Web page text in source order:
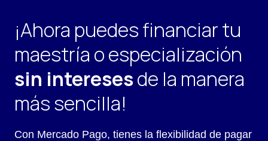
¡Ahora puedes financiar tu
maestría o especialización
sin interesesde la manera
más sencilla!
Con Mercado Pago, tienes la flexibilidad de pagar